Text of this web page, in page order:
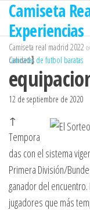
Saltar
contenido
Camiseta
Experiencias
Camiseta real madrid
Calidad】
camisetas de futbol baratas
12 de septiembre de 2020
↑
Tempora
das con el sistema
Primera División/
ganador del encuentro.
jugadores que más